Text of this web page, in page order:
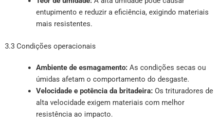
entupimento e reduzir a eficiência, exigindo materiais
mais resistentes.
3.3 Condições operacionais
Ambiente de esmagamento:As condições secas ou
úmidas afetam o comportamento do desgaste.
Velocidade e potência da britadeira:Os trituradores de
alta velocidade exigem materiais com melhor
resistência ao impacto.